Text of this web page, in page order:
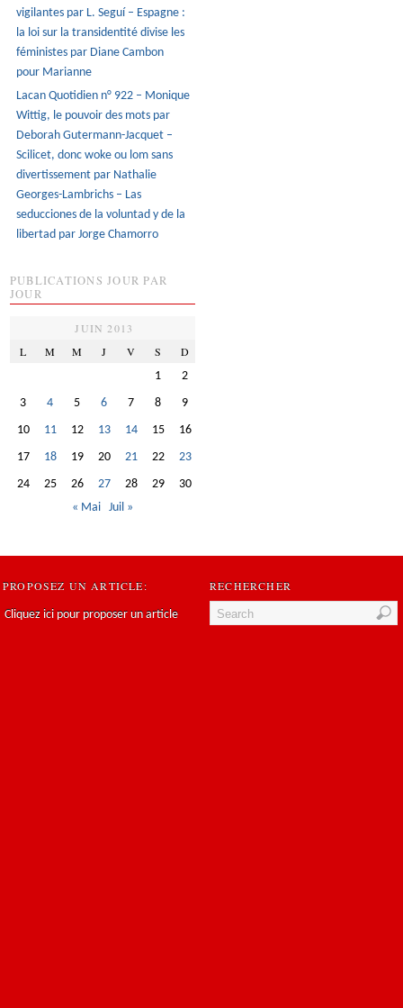
vigilantes par L. Seguí – Espagne :
la loi sur la transidentité divise les
féministes par Diane Cambon
pour Marianne
Lacan Quotidien n° 922 – Monique
Wittig, le pouvoir des mots par
Deborah Gutermann-Jacquet –
Scilicet, donc woke ou lom sans
divertissement par Nathalie
Georges-Lambrichs – Las
seducciones de la voluntad y de la
libertad par Jorge Chamorro
PUBLICATIONS JOUR PAR
JOUR
JUIN 2013
L
M M J V S D
1
2
3
4 5 6 7 8
9
10
11 12 13 14 15
16
17
18 19 20 21 22
23
24
25 26 27 28 29
30
« Mai Juil »
PROPOSEZ UN ARTICLE:
Cliquez ici pour proposer un article
RECHERCHER